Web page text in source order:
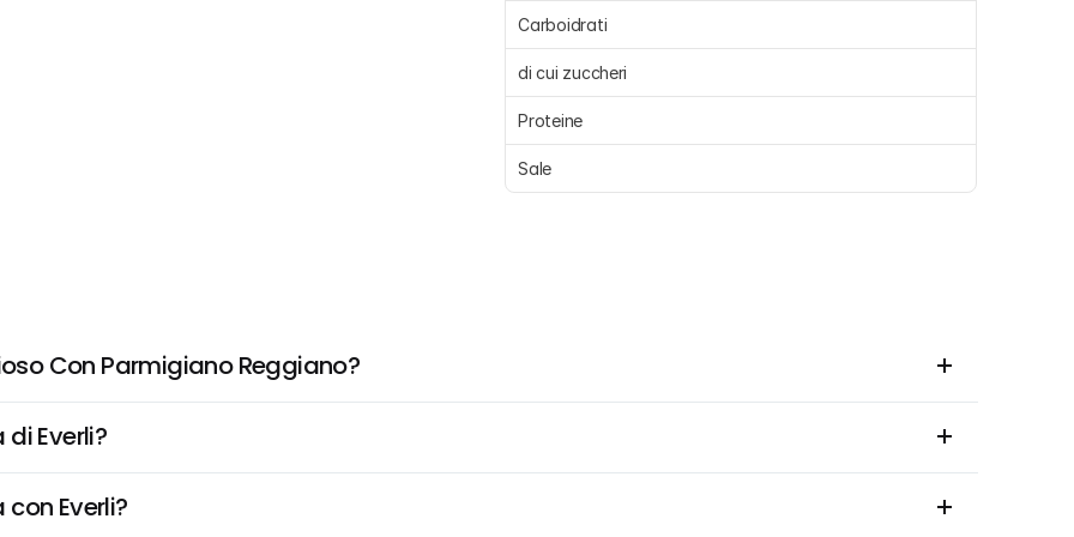
Carboidrati
di cui zuccheri
Proteine
Sale
Con Parmigiano Reggiano?
Everli?
Everli?